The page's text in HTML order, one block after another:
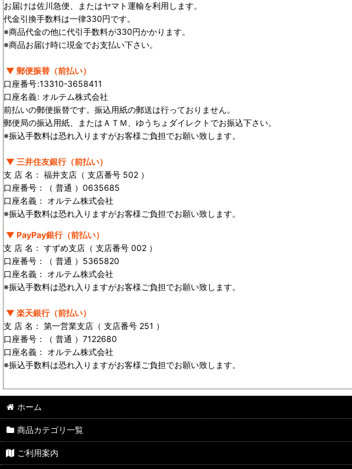
お届けは佐川急便、またはヤマト運輸を利用します。
代金引換手数料は一律330円です。
※商品代金の他に代引手数料が330円かかります。
※商品お届け時に現金でお支払い下さい。
▼ 郵便振替（前払い）
口座番号:13310-3658411
口座名義: オルテム株式会社
前払いの郵便振替です。振込用紙の郵送は行っておりません。
郵便局の振込用紙、またはＡＴＭ、ゆうちょダイレクトでお振込下さい。
※振込手数料は恐れ入りますがお客様ご負担でお願い致します。
▼ 三井住友銀行（前払い）
支 店 名： 福井支店（ 支店番号 502 ）
口座番号：（ 普通 ）0635685
口座名義： オルテム株式会社
※振込手数料は恐れ入りますがお客様ご負担でお願い致します。
▼ PayPay銀行（前払い）
支 店 名： すずめ支店（ 支店番号 002 ）
口座番号：（ 普通 ）5365820
口座名義： オルテム株式会社
※振込手数料は恐れ入りますがお客様ご負担でお願い致します。
▼ 楽天銀行（前払い）
支 店 名： 第一営業支店（ 支店番号 251 ）
口座番号：（ 普通 ）7122680
口座名義： オルテム株式会社
※振込手数料は恐れ入りますがお客様ご負担でお願い致します。
ホーム
商品カテゴリ一覧
ご利用案内